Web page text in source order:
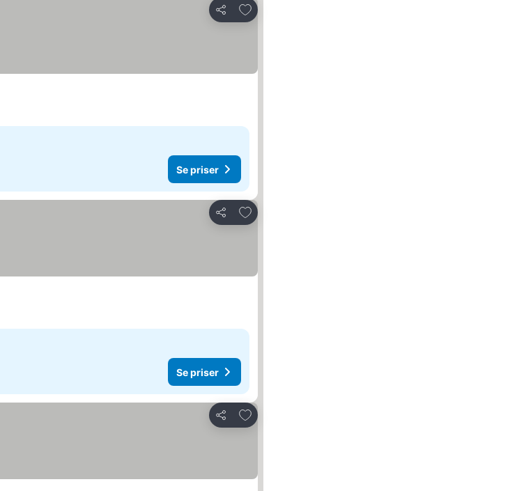
Del
Føj til favoritter
Se priser
Del
Føj til favoritter
Se priser
Del
Føj til favoritter